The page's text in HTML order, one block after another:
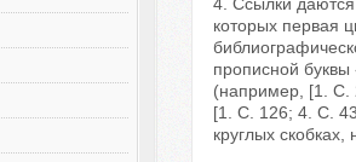
которых первая
прописной
(например, [1. С.
[1. С. 126; 4. С.
круглых скобках,